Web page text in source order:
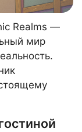
Realms —
мир